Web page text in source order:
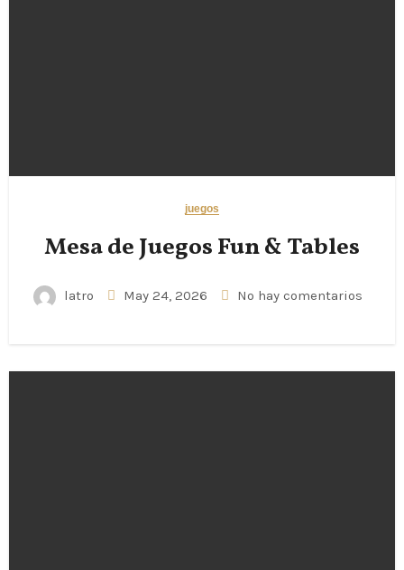
juegos
Mesa de Juegos Fun & Tables
latro May 24, 2026 No hay comentarios